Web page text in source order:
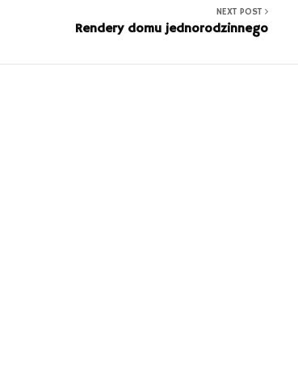
NEXT POST
Rendery domu jednorodzinnego